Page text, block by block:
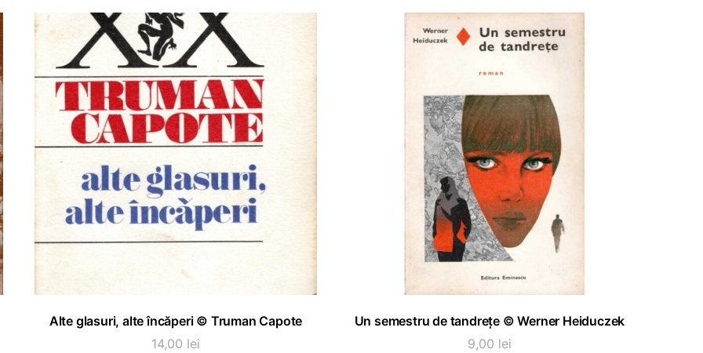
ADAUGĂ ÎN COȘ
Alte glasuri, alte încăperi © Truman Capote
14,00 lei
ADAUGĂ ÎN COȘ
Un semestru de tandrețe © Werner Heiduczek
9,00 lei